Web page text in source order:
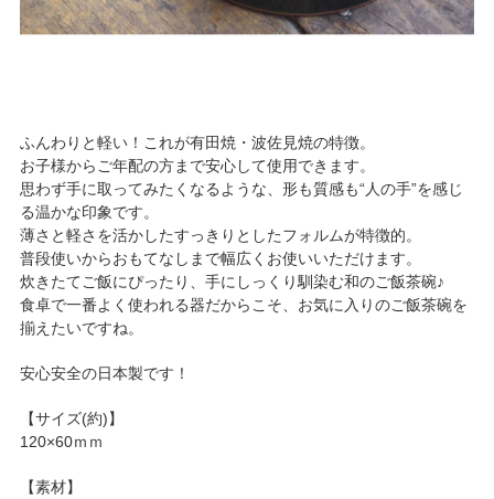
ふんわりと軽い！これが有田焼・波佐見焼の特徴。
お子様からご年配の方まで安心して使用できます。
思わず手に取ってみたくなるような、形も質感も“人の手”を感じ
る温かな印象です。
薄さと軽さを活かしたすっきりとしたフォルムが特徴的。
普段使いからおもてなしまで幅広くお使いいただけます。
炊きたてご飯にぴったり、手にしっくり馴染む和のご飯茶碗♪
食卓で一番よく使われる器だからこそ、お気に入りのご飯茶碗を
揃えたいですね。
安心安全の日本製です！
【サイズ(約)】
120×60ｍｍ
【素材】